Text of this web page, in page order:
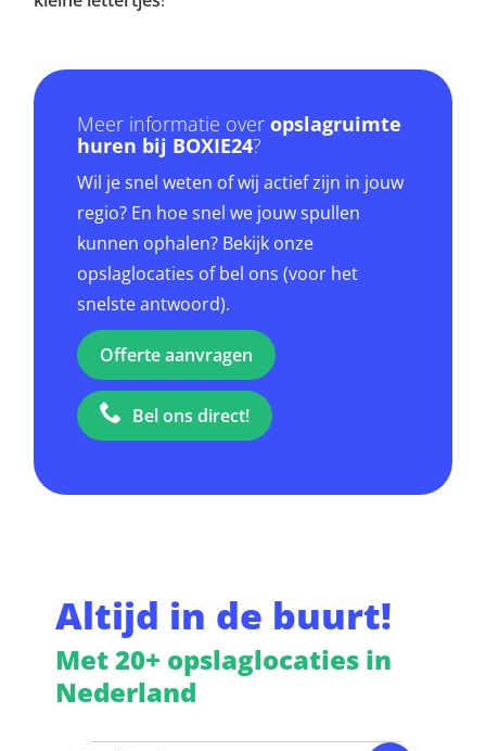
Meer informatie overopslagruimte
huren bij BOXIE24?
Wil je snel weten of wij actief zijn in jouw
regio? En hoe snel we jouw spullen
kunnen ophalen? Bekijk onze
opslaglocaties of bel ons (voor het
snelste antwoord).
Offerte aanvragen
Bel ons direct!
Altijd in de buurt!
Met 20+ opslaglocaties in
Nederland